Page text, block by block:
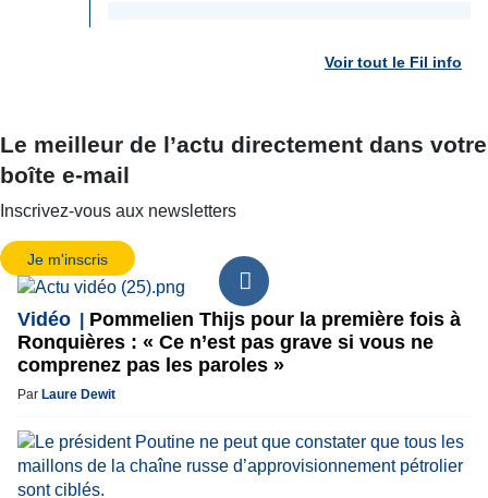
Voir tout le Fil info
Le meilleur de l’actu directement dans votre
boîte e-mail
Inscrivez-vous aux newsletters
Je m'inscris
Vidéo
Pommelien Thijs pour la première fois à
Ronquières : « Ce n’est pas grave si vous ne
comprenez pas les paroles »
Par Laure Dewit